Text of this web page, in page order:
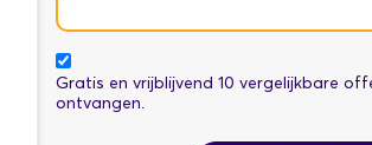
Gratis en vrijblijvend 10 vergelijkbare
ontvangen.